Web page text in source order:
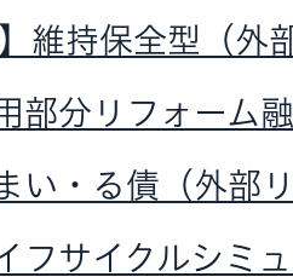
維持保全型（外
部分リフォーム
い・る債（外部
フサイクルシミ